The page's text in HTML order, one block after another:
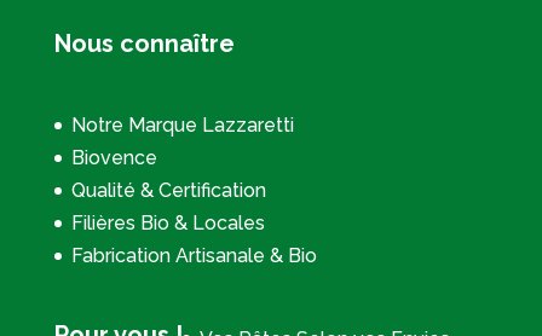
Nous connaître
Notre Marque Lazzaretti
Biovence
Qualité & Certification
Filières Bio & Locales
Fabrication Artisanale & Bio